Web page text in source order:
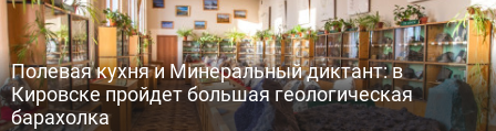
Полевая кухня и Минеральный диктант: в
Кировске пройдет большая геологическая
барахолка